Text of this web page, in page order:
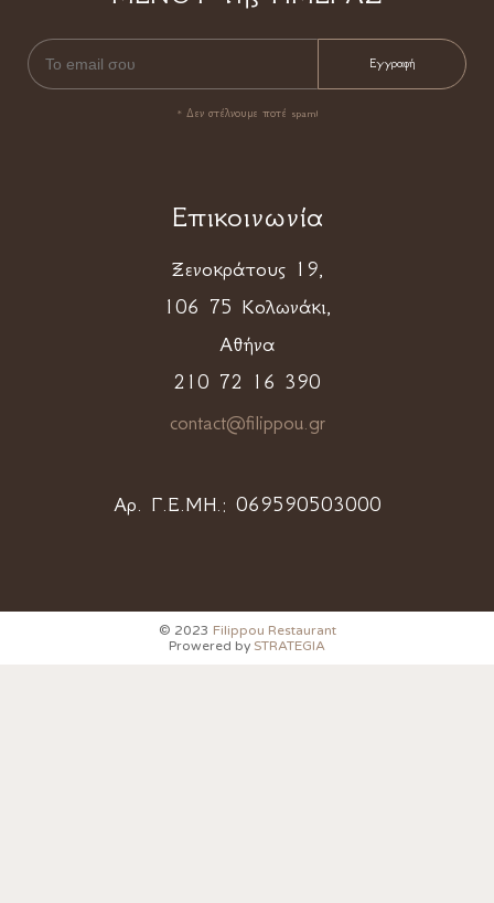
* Δεν στέλνουμε ποτέ spam!
Επικοινωνία
Ξενοκράτους 19,
106 75 Κολωνάκι,
Αθήνα
210 72 16 390
contact@filippou.gr
Αρ. Γ.Ε.ΜΗ.: 069590503000
© 2023 Filippou Restaurant
Prowered by STRATEGIA